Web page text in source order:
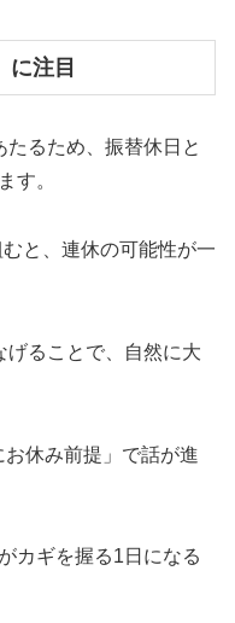
に注目
るため、振替休日と
す。
と、連休の可能性が一
げることで、自然に大
休み前提」で話が進
カギを握る1日になる